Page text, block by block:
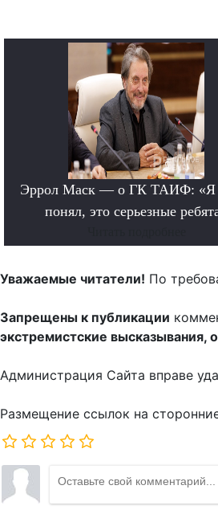
Эррол Маск — о ГК ТАИФ: «Я
понял, это серьезные
Уважаемые читатели! По
Запрещены к публикации
экстремистские высказывания,
Администрация Сайта вправе
Размещение ссылок на